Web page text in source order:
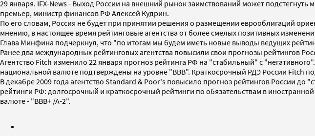
29 января. IFX-News - Выход России на внешний рынок заимствований может
премьер, министр финансов РФ Алексей Кудрин.
По его словам, Россия не будет при принятии решения о размещении еврооблигаций
мнению, в настоящее время рейтинговые агентства от более смелых позитивных
Глава Минфина подчеркнул, что "по итогам мы будем иметь новые выводы ведущих
Ранее два международных рейтинговых агентства повысили свои прогнозы рейтингов
Агентство Fitch изменило 22 января прогноз рейтинга РФ на "стабильный" с
национальной валюте подтверждены на уровне "BBB". Краткосрочный РДЭ России Fitch
В декабре 2009 года агентство Standard & Poor's повысило прогноз рейтингов России
рейтинги РФ: долгосрочный и краткосрочный рейтинги по обязательствам в
валюте - "BBB+ /A-2".